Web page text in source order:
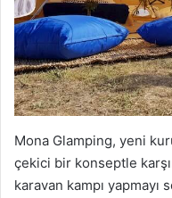
Mona Glamping, yeni
çekici bir konseptle
karavan kampı